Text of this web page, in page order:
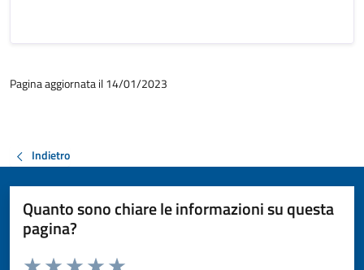
Pagina aggiornata il 14/01/2023
Indietro
Quanto sono chiare le informazioni su questa
pagina?
Valuta da 1 a 5 stelle la pagina